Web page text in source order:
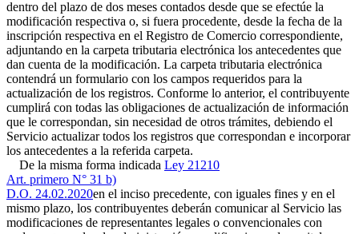
dentro del plazo de dos meses contados desde que se efectúe la
modificación respectiva o, si fuera procedente, desde la fecha de la
inscripción respectiva en el Registro de Comercio correspondiente,
adjuntando en la carpeta tributaria electrónica los antecedentes que
dan cuenta de la modificación. La carpeta tributaria electrónica
contendrá un formulario con los campos requeridos para la
actualización de los registros. Conforme lo anterior, el contribuyente
cumplirá con todas las obligaciones de actualización de información
que le correspondan, sin necesidad de otros trámites, debiendo el
Servicio actualizar todos los registros que correspondan e incorporar
los antecedentes a la referida carpeta.
De la misma forma indicada Ley 21210
Art. primero N° 31 b)
D.O. 24.02.2020en el inciso precedente, con iguales fines y en el
mismo plazo, los contribuyentes deberán comunicar al Servicio las
modificaciones de representantes legales o convencionales con